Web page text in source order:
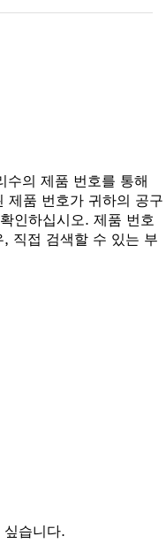
수의 제품 번호를 통해
제품 번호가 귀하의 공구
인하십시오. 제품 번호
직접 검색할 수 있는 부
습니다.